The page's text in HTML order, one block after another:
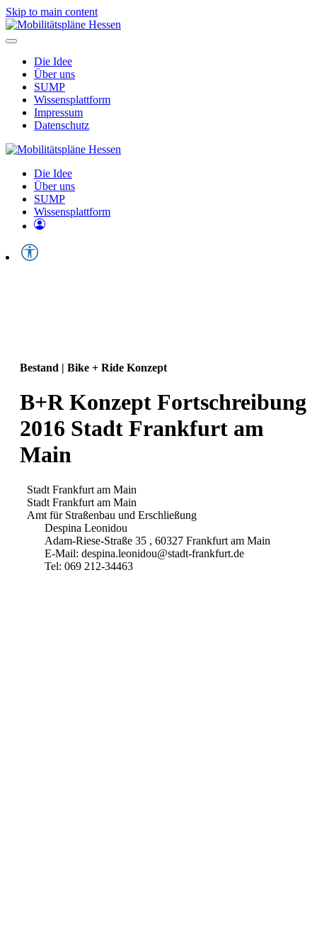
Skip to main content
Die Idee
Über uns
SUMP
Wissensplattform
Impressum
Datenschutz
Die Idee
Über uns
SUMP
Wissensplattform
Bestand | Bike + Ride Konzept
B+R Konzept Fortschreibung
2016 Stadt Frankfurt am
Main
Stadt Frankfurt am Main
Stadt Frankfurt am Main
Amt für Straßenbau und Erschließung
Despina Leonidou
Adam-Riese-Straße 35 , 60327 Frankfurt am Main
E-Mail: despina.leonidou@stadt-frankfurt.de
Tel: 069 212-34463